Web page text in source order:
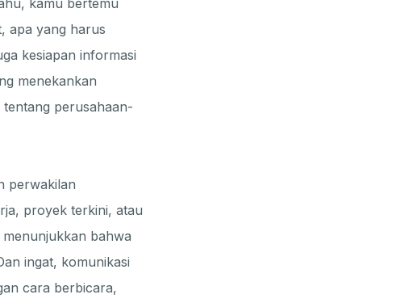
apa yang harus
kesiapan informasi
menekankan
perusahaan-
perwakilan
proyek terkini, atau
bahwa
ingat, komunikasi
cara berbicara,